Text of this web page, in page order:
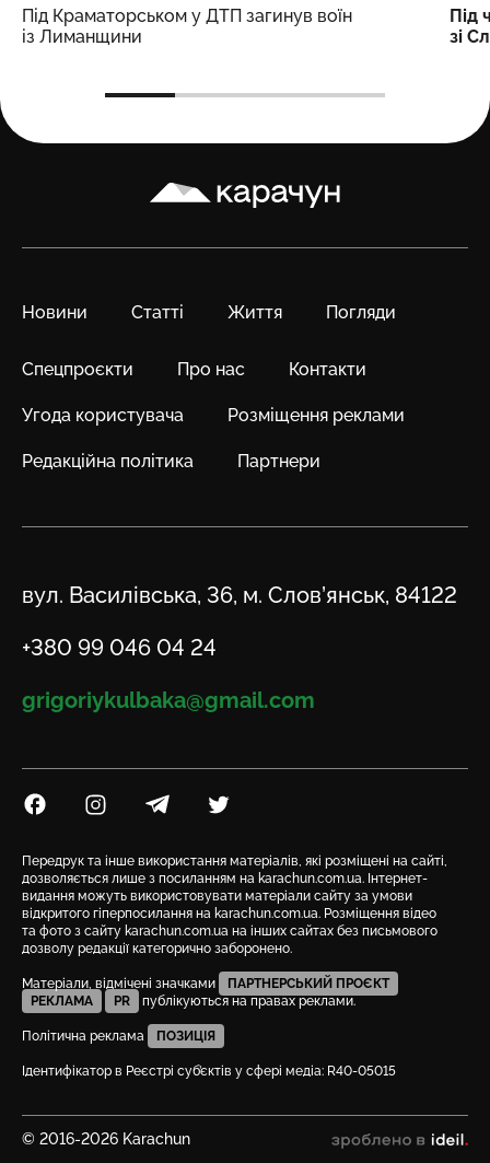
Під Краматорськом у ДТП загинув воїн
із Лиманщини
Під
зі
Карачун
Новини Статті Життя Погляди
Спецпроєкти Про нас Контакти
Угода користувача Розміщення реклами
Редакційна політика Партнери
Адреса
вул. Василівська, 36, м. Слов’янськ, 84122
Телефон
+380 99 046 04 24
Email
grigoriykulbaka@gmail.com
Посилання на Facebook
Посилання на Instagram
Посилання на Telegram
Посилання на Twitter
Передрук та інше використання матеріалів, які розміщені на сайті,
дозволяється лише з посиланням на karachun.com.ua. Інтернет-
видання можуть використовувати матеріали сайту за умови
відкритого гіперпосилання на karachun.com.ua. Розміщення відео
та фото з сайту karachun.com.ua на інших сайтах без письмового
дозволу редакції категорично заборонено.
Матеріали, відмічені значками
ПАРТНЕРСЬКИЙ ПРОЄКТ
РЕКЛАМА
PR публікуються на правах реклами.
Політична реклама ПОЗИЦІЯ
Ідентифікатор в Реєстрі суб’єктів у сфері медіа: R40-05015
© 2016-2026 Karachun зроблено в ideil.